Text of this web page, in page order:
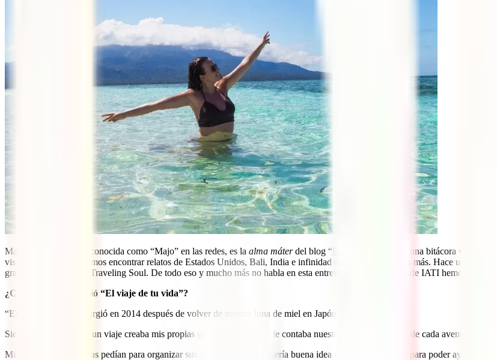
María José Cava, más conocida como “Majo” en las redes, es la alma máterdel blog “
“, una bitácora viajera
visita. En su web podemos encontrar relatos de Estados Unidos, Bali, India e infinidad de lugares increíbles más. Hace un
gran proyecto viajero: Traveling Soul. De todo eso y mucho más no habla en esta entrevista viajera que desde IATI hemos tenido
¿Cuándo y cómo nació “El viaje de tu vida”?
“El viaje de tu vida” surgió en 2014 después de volver de nuestra luna de miel en Japón y Tailandia.
Siempre que volvía de un viaje creaba mis propias guías en papel, donde contaba nuestra ruta y el día a día de cada aventura.
Mis amigos luego me las pedían para organizar sus viajes y pensé que sería buena idea contarlo en un blog para poder ayudar a